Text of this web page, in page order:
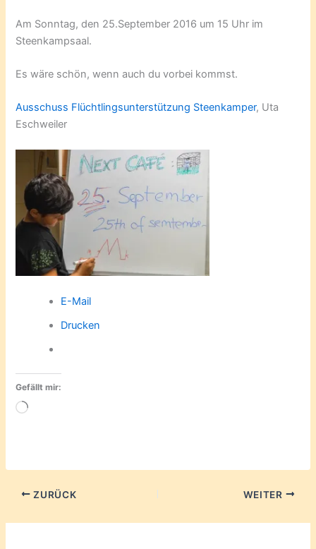
Am Sonntag, den 25.September 2016 um 15 Uhr im
Steenkampsaal.
Es wäre schön, wenn auch du vorbei kommst.
Ausschuss Flüchtlingsunterstützung Steenkamper, Uta
Eschweiler
E-Mail
Drucken
Gefällt mir:
Wird
ZURÜCK WEITER